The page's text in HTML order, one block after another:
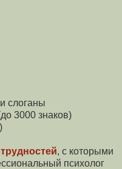
слоганы
3000 знаков)
, с которыми
психолог